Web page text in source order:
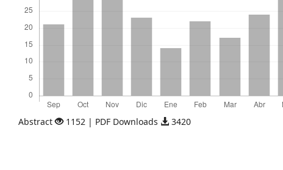
Abstract 1152 | PDF Downloads 3420